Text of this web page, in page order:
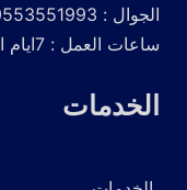
الجوال : 0553551993
ساعات العمل : 7ايام اسبوعيا / 24 ساعة يوميا
الخدمات